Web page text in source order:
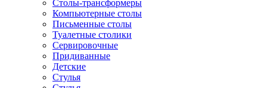
Столы-трансформеры
Компьютерные столы
Письменные столы
Туалетные столики
Сервировочные
Придиванные
Детские
Стулья